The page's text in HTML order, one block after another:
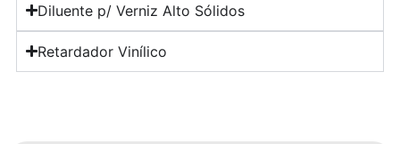
Diluente p/ Verniz Alto Sólidos
Retardador Vinílico